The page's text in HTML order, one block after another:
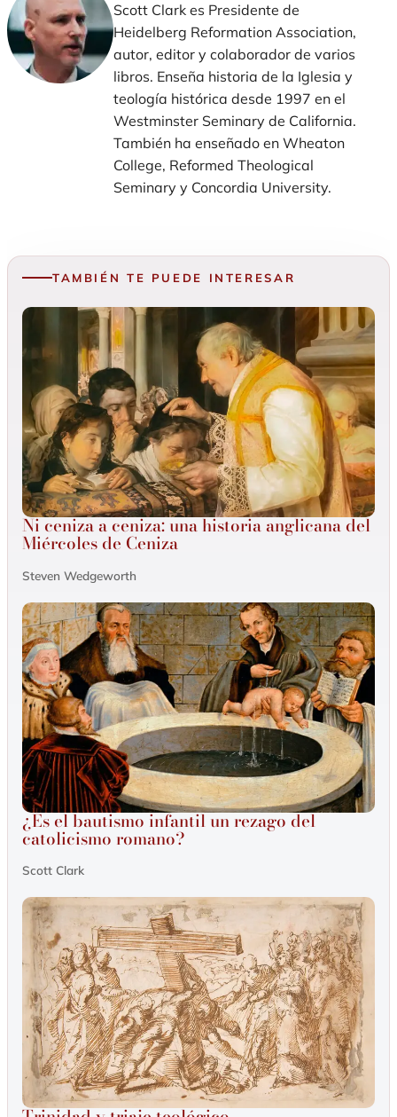
Scott Clark es Presidente de
Heidelberg Reformation Association,
autor, editor y colaborador de varios
libros. Enseña historia de la Iglesia y
teología histórica desde 1997 en el
Westminster Seminary de California.
También ha enseñado en Wheaton
College, Reformed Theological
Seminary y Concordia University.
TAMBIÉN TE PUEDE INTERESAR
Ni ceniza a ceniza: una historia anglicana del
Miércoles de Ceniza
Steven Wedgeworth
¿Es el bautismo infantil un rezago del
catolicismo romano?
Scott Clark